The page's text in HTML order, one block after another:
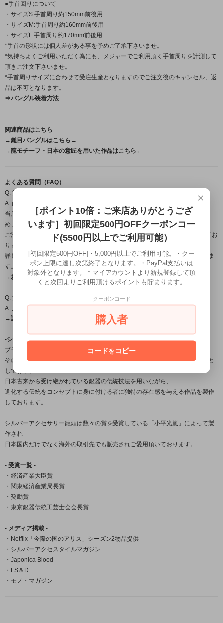
●手首回りについて
・サイズS:手首周り約150mm前後用
・サイズM:手首周り約160mm前後用
・サイズL:手首周り約170mm前後用
*手首の形状には個人差がある事を予めご了承下さいませ。
*気持ちよくご利用いただく為にも、メジャーでご利用頂く手首周りを計測して
頂きご注文下さいませ。
*手首周りサイズに合わせて受注生産となりますのでご注文後のキャンセル、返
品は不可となります。
⇒バングル装着方法
関連商品はこちら
→鎚目バングルはこちら←
→龍モチーフ・日本の意匠を用いた作品はこちら←
よくある質問（FAQ）
Q. 注文から届くまで、どのくらいの日数がかかりますか？
A. 商品によって納期は異なります。
当店の作品はすべて職人が一点ずつ手作業で製作するフルハンドメイドのた
め、
ご注文・ご入金確認後から発送までは営業日約1週間～のお時間をいただいてお
ります。
詳しいお届け時期につきましては、ご注文確定後にメールにてご案内いたしま
す。
→お届け日目安についてはこちら←
Q. 温泉やプール、お風呂に入るときは外したほうがいいですか？
A. 入浴時の着用は避けて頂くことをおすすめします。
→詳しくはこちら（FAQ）←
-シルバーアクセサリーブランド「龍頭」について-
ブランド名の「龍頭」とは梵鐘の最上部にある鐘を吊るす留め金の名。
その良し悪しで鐘の風格さえも変えてしまう必要不可欠な大事な部分を由来と
しており、
日本古来から受け継がれている銀器の伝統技法を用いながら、
進化する伝統をコンセプトに身に付ける者に独特の存在感を与える作品を製作
しております。
シルバーアクセサリー龍頭は数々の賞を受賞している「小平光嵐」によって製
作され
日本国内だけでなく海外の取引先でも販売されご愛用頂いております。
- 受賞一覧 -
・経済産業大臣賞
・関東経済産業局長賞
・奨励賞
・東京銀器伝統工芸士会会長賞
- メディア掲載 -
・Netflix「今際の国のアリス」シーズン2物品提供
・シルバーアクセスタイルマガジン
・Japonica Blood
・LS＆D
・モノ・マガジン
×
［ポイント10倍：ご来店ありがとうござ
います］初回限定500円OFFクーポンコー
ド(5500円以上でご利用可能）
[初回限定500円OFF]・5,000円以上でご利用可能。・クー
ポン上限に達し次第終了となります。・PayPal支払いは
対象外となります。＊マイアカウントより新規登録して頂
くと次回よりご利用頂けるポイントも貯まります。
クーポンコード
購入者
コードをコピー